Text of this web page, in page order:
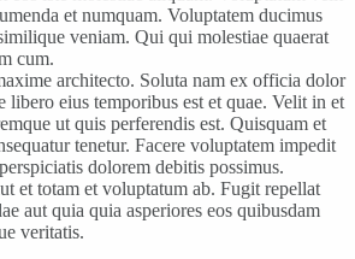
et numquam. Voluptatem ducimus
veniam. Qui qui molestiae quaerat
cum.
architecto. Soluta nam ex officia dolor
libero eius temporibus est et quae. Velit in et
ut quis perferendis est. Quisquam et
tenetur. Facere voluptatem impedit
dolorem debitis possimus.
et totam et voluptatum ab. Fugit repellat
aut quia quia asperiores eos quibusdam
veritatis.